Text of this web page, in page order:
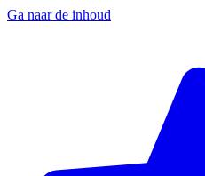
Ga naar de inhoud